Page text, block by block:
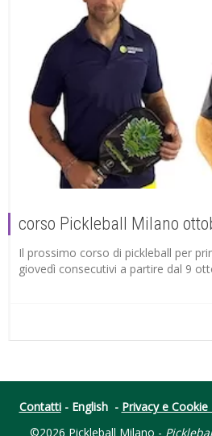
corso Pickleball Milano
Il prossimo corso di pickleball per
giovedì consecutivi a partire dal 9
Contatti- English- Privacy e Cookie
©2026 Pickleball Milano -